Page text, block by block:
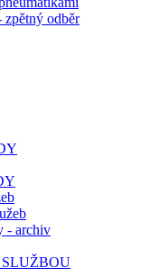
odběr
- archiv